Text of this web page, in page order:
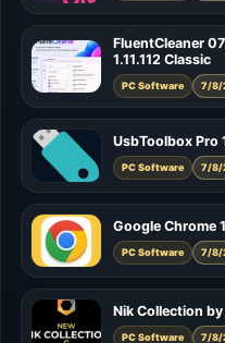
FluentCleaner
1.11.112 Classic
PC Software 7/8/
UsbToolbox Pro
PC Software 7/8/
Google Chrome
PC Software 7/8/
Nik Collection by
PC Software 7/8/